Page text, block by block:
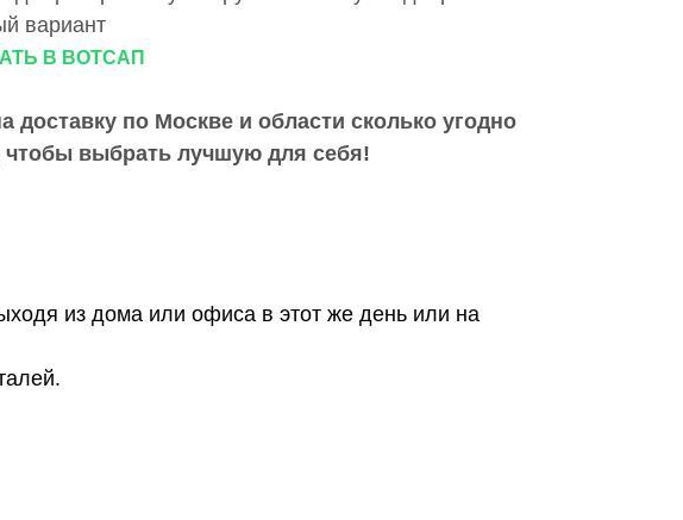
вариант
В ВОТСАП
доставку по Москве и области сколько угодно
чтобы выбрать лучшую для себя!
из дома или офиса в этот же день или на